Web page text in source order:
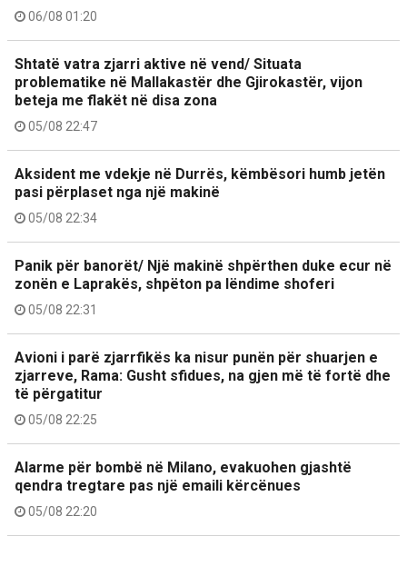
06/08 01:20
Shtatë vatra zjarri aktive në vend/ Situata
problematike në Mallakastër dhe Gjirokastër, vijon
beteja me flakët në disa zona
05/08 22:47
Aksident me vdekje në Durrës, këmbësori humb jetën
pasi përplaset nga një makinë
05/08 22:34
Panik për banorët/ Një makinë shpërthen duke ecur në
zonën e Laprakës, shpëton pa lëndime shoferi
05/08 22:31
Avioni i parë zjarrfikës ka nisur punën për shuarjen e
zjarreve, Rama: Gusht sfidues, na gjen më të fortë dhe
të përgatitur
05/08 22:25
Alarme për bombë në Milano, evakuohen gjashtë
qendra tregtare pas një emaili kërcënues
05/08 22:20